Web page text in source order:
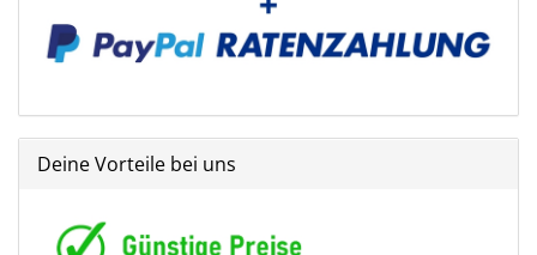
Deine Vorteile bei uns